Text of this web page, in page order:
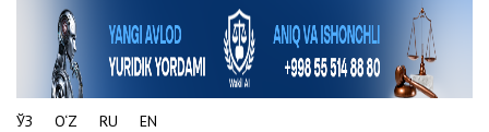
ЎЗ O‘Z RU EN